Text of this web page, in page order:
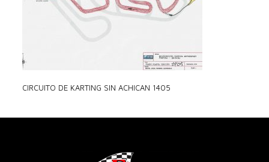
CIRCUITO DE KARTING SIN ACHICAN 1405